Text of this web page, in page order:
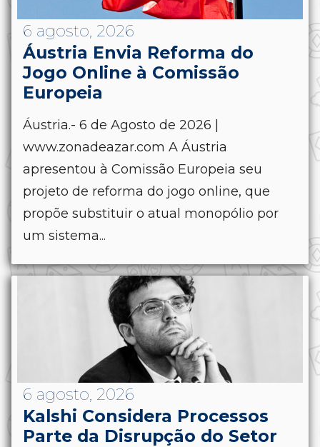
6 agosto, 2026
Áustria Envia Reforma do
Jogo Online à Comissão
Europeia
Áustria.- 6 de Agosto de 2026 |
www.zonadeazar.com A Áustria
apresentou à Comissão Europeia seu
projeto de reforma do jogo online, que
propõe substituir o atual monopólio por
um sistema...
6 agosto, 2026
Kalshi Considera Processos
Parte da Disrupção do Setor